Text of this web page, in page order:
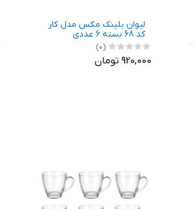
لیوان بلینک مکس مدل کار
کد 68 بسته 6 عددی
(0)
920,000 تومان